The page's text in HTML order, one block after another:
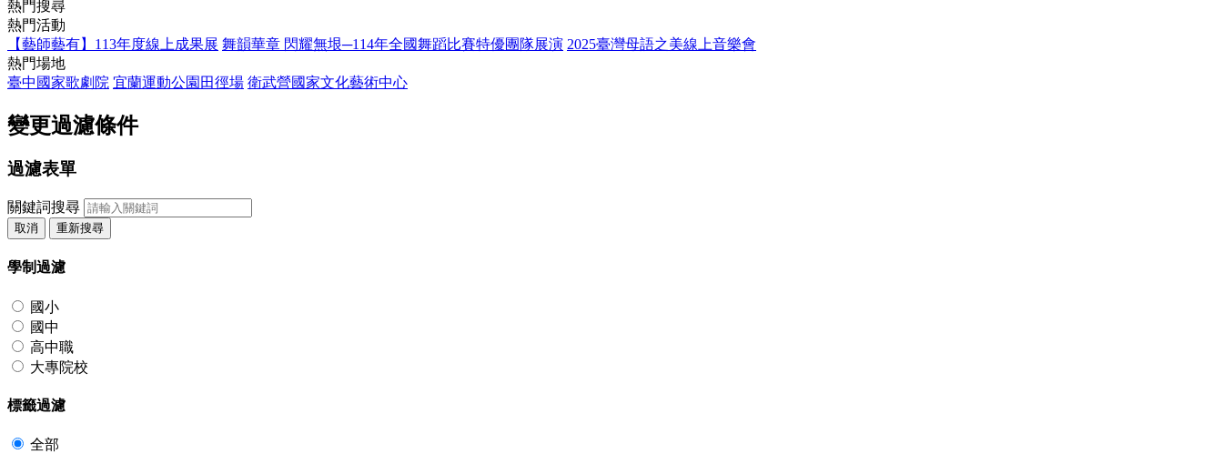
熱門搜尋
熱門活動
【藝師藝有】113年度線上成果展 舞韻華章 閃耀無垠─114年全國舞蹈比賽特優團隊展演 2025臺灣母語之美線上音樂會
熱門場地
臺中國家歌劇院 宜蘭運動公園田徑場 衛武營國家文化藝術中心
變更過濾條件
過濾表單
關鍵詞搜尋
取消 重新搜尋
學制過濾
國小
國中
高中職
大專院校
標籤過濾
全部